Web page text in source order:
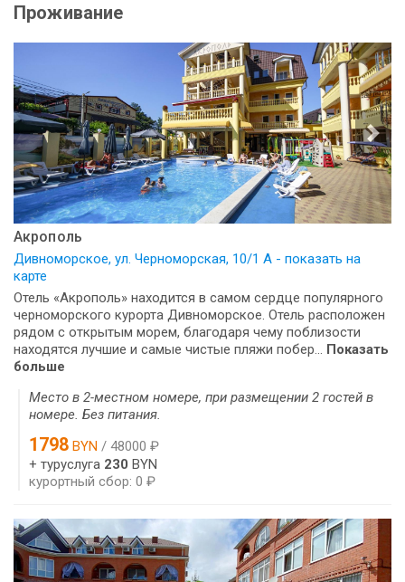
Проживание
Акрополь
Дивноморское, ул. Черноморская, 10/1 А - показать на
карте
Отель «Акрополь» находится в самом сердце популярного
черноморского курорта Дивноморское. Отель расположен
рядом с открытым морем, благодаря чему поблизости
находятся лучшие и самые чистые пляжи побер... Показать
больше
Место в 2-местном номере, при размещении 2 гостей в
номере. Без питания.
1798 BYN / 48000 ₽
+ туруслуга 230 BYN
курортный сбор: 0 ₽